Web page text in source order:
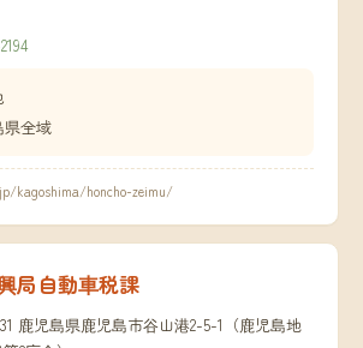
県全域
kagoshima/honcho-zeimu/
局自動車税課
鹿児島県鹿児島市谷山港2-5-1（鹿児島地